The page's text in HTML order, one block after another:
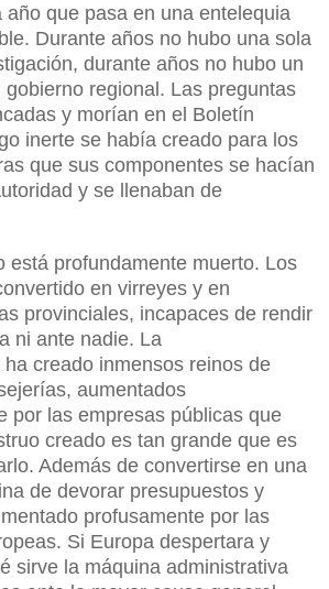
que pasa en una entelequia
Durante años no hubo una sola
durante años no hubo un
regional. Las preguntas
y morían en el Boletín
inerte se había creado para los
que sus componentes se hacían
y se llenaban de
está profundamente muerto. Los
en virreyes y en
provinciales, incapaces de rendir
ni ante nadie. La
creado inmensos reinos de
aumentados
por las empresas públicas que
creado es tan grande que es
Además de convertirse en una
de devorar presupuestos y
profusamente por las
Si Europa despertara y
sirve la máquina administrativa